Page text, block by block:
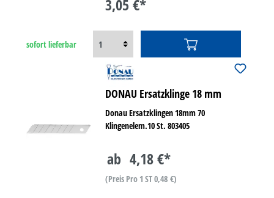
3,05 €*
sofort lieferbar
DONAU Ersatzklinge 18 mm
Donau Ersatzklingen 18mm 70
Klingenelem.10 St. 803405
ab 4,18 €*
(Preis Pro 1 ST 0,48 €)